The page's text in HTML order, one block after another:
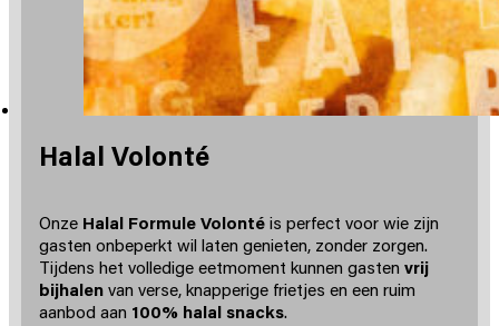
Halal Volonté
Onze Halal Formule Volontéis perfect voor wie zijn
gasten onbeperkt wil laten genieten, zonder zorgen.
Tijdens het volledige eetmoment kunnen gasten vrij
bijhalenvan verse, knapperige frietjes en een ruim
aanbod aan 100% halal snacks.